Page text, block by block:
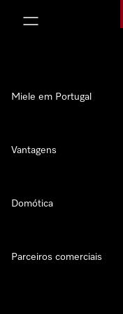
Miele em Portugal
Vantagens
Domótica
Parceiros comerciais